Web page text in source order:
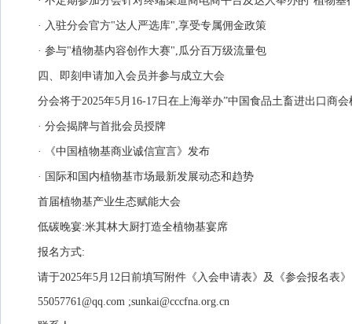
· 入驻分会官方"达人严选库",享受专属佣金政策
· 参与"植物基内容创作大赛",瓜分百万级流量包
四、即刻申请加入会员并参与成立大会
分会将于2025年5月16-17日在上海举办”中国食品土畜进出口商
· 分会揭牌与首批会员授牌
· 《中国植物基商业诚信宣言》发布
· 国际和国内植物基市场最新发展动态和趋势
首届植物基产业生态赋能大会
低碳晚宴:米其林大厨打造全植物基宴席
报名方式:
请于2025年5月12日前填写附件《入会申请表》及《参会报名表
55057761@qq.com ;sunkai@cccfna.org.cn